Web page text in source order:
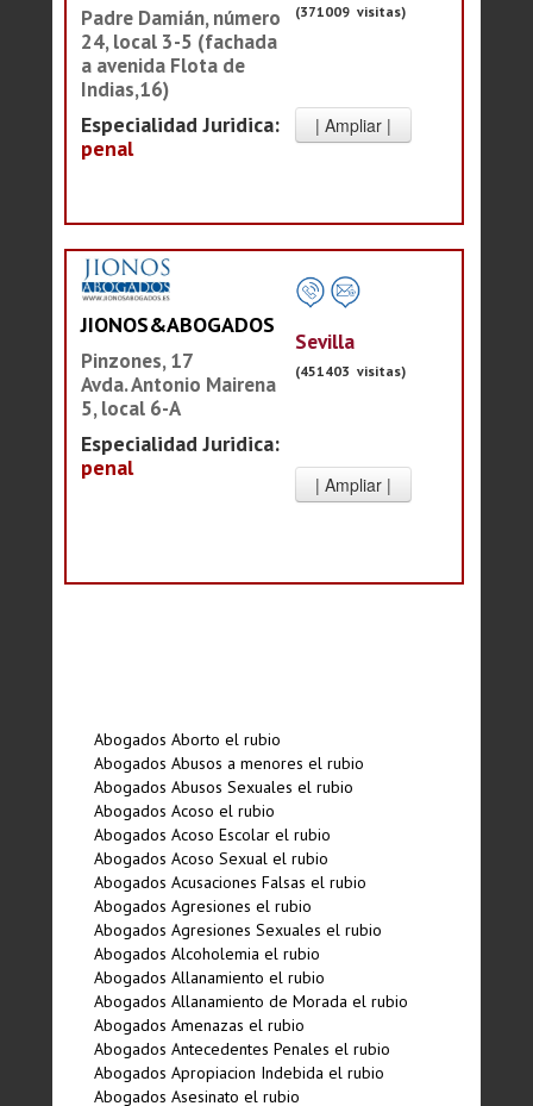
Padre Damián, número
24, local 3-5 (fachada
a avenida Flota de
Indias,16)
Especialidad Juridica:
penal
(371009 visitas)
JIONOS&ABOGADOS
Pinzones, 17
Avda. Antonio Mairena
5, local 6-A
Especialidad Juridica:
penal
Sevilla
(451403 visitas)
Abogados Aborto el rubio
Abogados Abusos a menores el rubio
Abogados Abusos Sexuales el rubio
Abogados Acoso el rubio
Abogados Acoso Escolar el rubio
Abogados Acoso Sexual el rubio
Abogados Acusaciones Falsas el rubio
Abogados Agresiones el rubio
Abogados Agresiones Sexuales el rubio
Abogados Alcoholemia el rubio
Abogados Allanamiento el rubio
Abogados Allanamiento de Morada el rubio
Abogados Amenazas el rubio
Abogados Antecedentes Penales el rubio
Abogados Apropiacion Indebida el rubio
Abogados Asesinato el rubio